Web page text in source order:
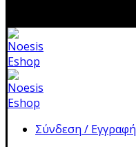
Σύνδεση / Εγγραφή